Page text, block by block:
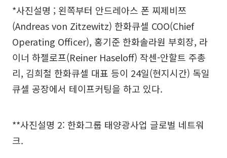
*사진설명 ; 왼쪽부터 안드레아스 폰 찌제비쯔
(Andreas von Zitzewitz) 한화큐셀 COO(Chief
Operating Officer), 홍기준 한화솔라원 부회장, 라
이너 하젤로프(Reiner Haseloff) 작센-안할트 주총
리, 김희철 한화큐셀 대표 등이 24일(현지시간) 독일
큐셀 공장에서 테이프커팅을 하고 있다.
**사진설명 2: 한화그룹 태양광사업 글로벌 네트워
크.